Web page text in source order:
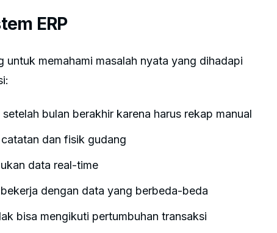
ERP
untuk memahami masalah nyata yang dihadapi
bulan berakhir karena harus rekap manual
dan fisik gudang
data real-time
dengan data yang berbeda-beda
bisa mengikuti pertumbuhan transaksi